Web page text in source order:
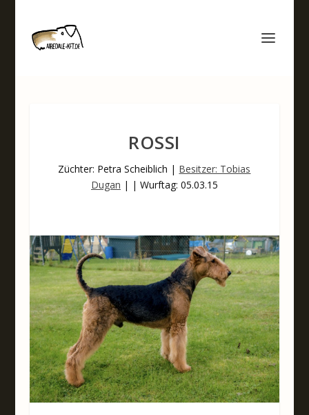
ROSSI
Züchter: Petra Scheiblich | Besitzer: Tobias
Dugan | | Wurftag: 05.03.15